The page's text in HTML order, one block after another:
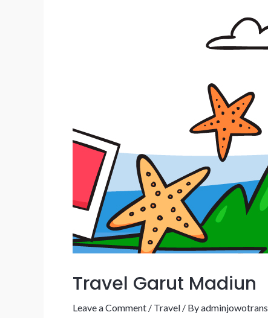
Travel Garut Madiun
Leave a Comment / Travel / Byadminjowotrans